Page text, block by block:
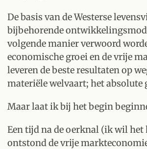
De basis van de Westerse
bijbehorende
volgende manier verwoord
economische groei en de vrije
leveren de beste resultaten op
materiële welvaart; het absolute
Maar laat ik bij het begin
Een tijd na de oerknal (ik wil het
ontstond de vrije